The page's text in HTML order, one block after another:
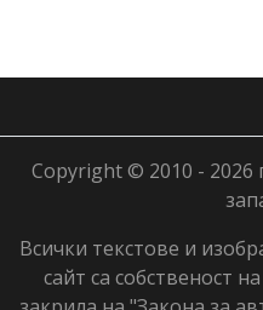
Copyright © 2010 - 2026
Всички текстове и
сайт са собственост